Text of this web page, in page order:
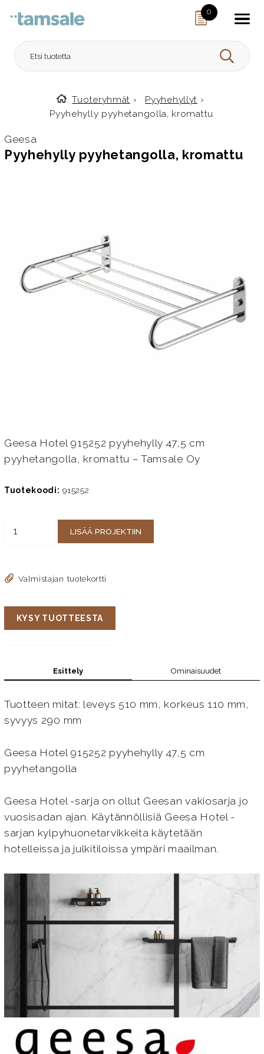
0
HAE
Etusivulle
Tuoteryhmät › Pyyhehyllyt ›
Pyyhehylly pyyhetangolla, kromattu
Geesa
Pyyhehylly pyyhetangolla, kromattu
Geesa Hotel 915252 pyyhehylly 47,5 cm
pyyhetangolla, kromattu – Tamsale Oy
Tuotekoodi: 915252
LISÄÄ PROJEKTIIN
Valmistajan tuotekortti
KYSY TUOTTEESTA
Esittely Ominaisuudet
Tuotteen mitat: leveys 510 mm, korkeus 110 mm,
syvyys 290 mm
Geesa Hotel 915252 pyyhehylly 47,5 cm
pyyhetangolla
Geesa Hotel -sarja on ollut Geesan vakiosarja jo
vuosisadan ajan. Käytännöllisiä Geesa Hotel -
sarjan kylpyhuonetarvikkeita käytetään
hotelleissa ja julkitiloissa ympäri maailman.